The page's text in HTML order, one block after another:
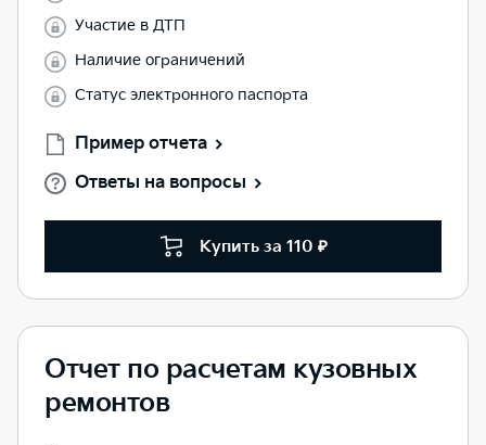
Участие в ДТП
Наличие ограничений
Статус электронного паспорта
Пример отчета
Ответы на вопросы
Купить за 110 ₽
Отчет по расчетам кузовных
ремонтов